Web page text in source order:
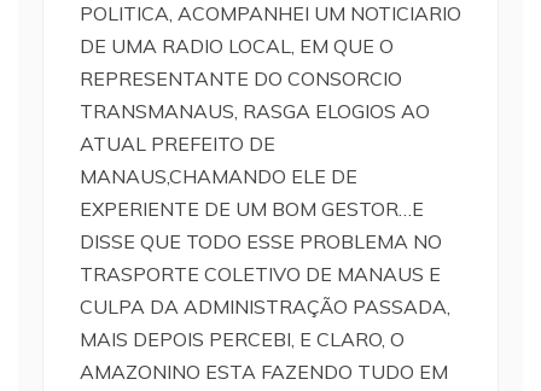
POLITICA, ACOMPANHEI UM NOTICIARIO
DE UMA RADIO LOCAL, EM QUE O
REPRESENTANTE DO CONSORCIO
TRANSMANAUS, RASGA ELOGIOS AO
ATUAL PREFEITO DE
MANAUS,CHAMANDO ELE DE
EXPERIENTE DE UM BOM GESTOR…E
DISSE QUE TODO ESSE PROBLEMA NO
TRASPORTE COLETIVO DE MANAUS E
CULPA DA ADMINISTRAÇÃO PASSADA,
MAIS DEPOIS PERCEBI, E CLARO, O
AMAZONINO ESTA FAZENDO TUDO EM